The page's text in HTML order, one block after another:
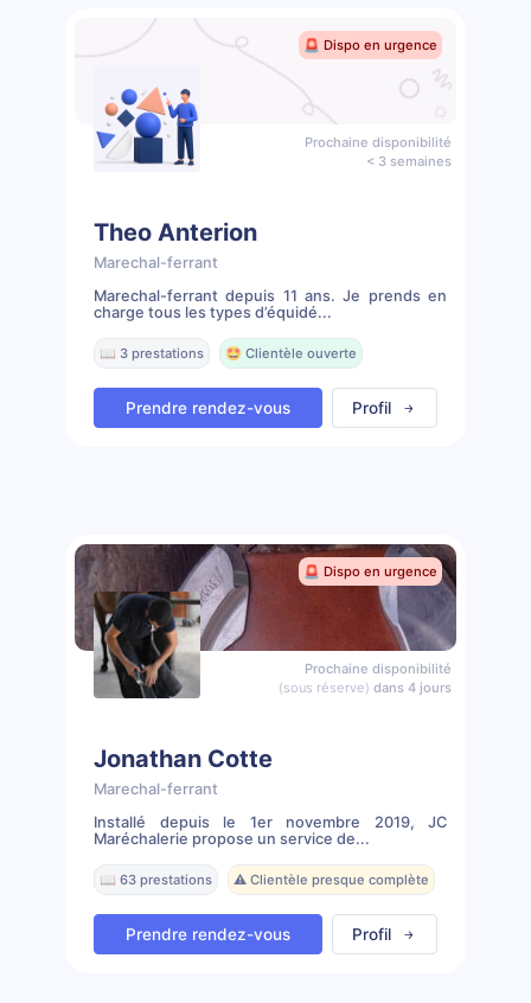
🚨 Dispo en urgence
Prochaine disponibilité
< 3 semaines
Theo Anterion
Marechal-ferrant
Marechal-ferrant depuis 11 ans. Je prends en
charge tous les types d’équidé...
📖 3 prestations 🤩 Clientèle ouverte
Prendre rendez-vous Profil
🚨 Dispo en urgence
Prochaine disponibilité
(sous réserve) dans 4 jours
Jonathan Cotte
Marechal-ferrant
Installé depuis le 1er novembre 2019, JC
Maréchalerie propose un service de...
📖 63 prestations ⚠️ Clientèle presque complète
Prendre rendez-vous Profil